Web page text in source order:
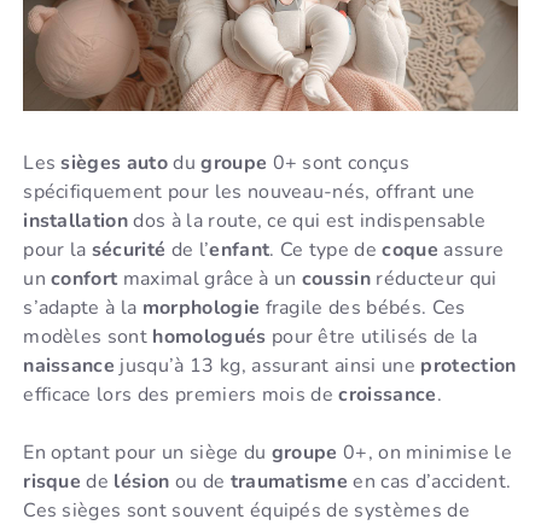
Lessièges autodugroupe 0+ sont conçus
spécifiquement pour les nouveau-nés, offrant une
installationdos à la route, ce qui est indispensable
pour la sécurité de l’enfant. Ce type decoque assure
unconfort maximal grâce à un coussin réducteur qui
s’adapte à la morphologie fragile des bébés. Ces
modèles sont homologués pour être utilisés de la
naissance jusqu’à 13 kg, assurant ainsi une protection
efficace lors des premiers mois decroissance.
En optant pour un siège du groupe 0+, on minimise le
risque de lésion ou de traumatisme en cas d’accident.
Ces sièges sont souvent équipés de systèmes de